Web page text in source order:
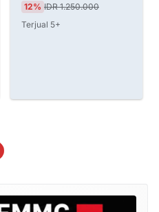
12% IDR 1.250.000
Terjual 5+